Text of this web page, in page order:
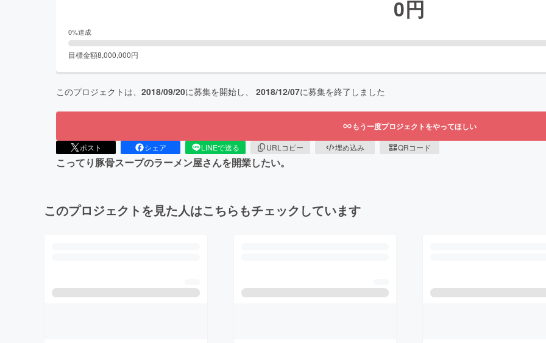
0円
0%達成
目標金額8,000,000円
このプロジェクトは、 2018/09/20に募集を開始し、 2018/12/07に募集を終了しました
もう一度プロジェクトをやってほしい
ポスト シェア LINEで送る URLコピー 埋め込み QRコード
こってり豚骨スープのラーメン屋さんを開業したい。
このプロジェクトを見た人はこちらもチェックしています